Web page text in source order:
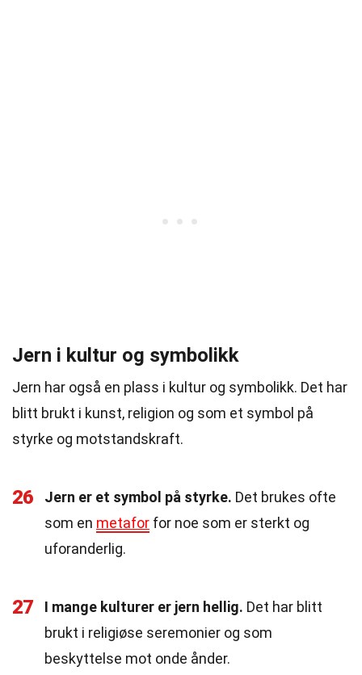
Jern i kultur og symbolikk
Jern har også en plass i kultur og symbolikk. Det har
blitt brukt i kunst, religion og som et symbol på
styrke og motstandskraft.
26 Jern er et symbol på styrke. Det brukes ofte
som en metafor for noe som er sterkt og
uforanderlig.
27 I mange kulturer er jern hellig. Det har blitt
brukt i religiøse seremonier og som
beskyttelse mot onde ånder.